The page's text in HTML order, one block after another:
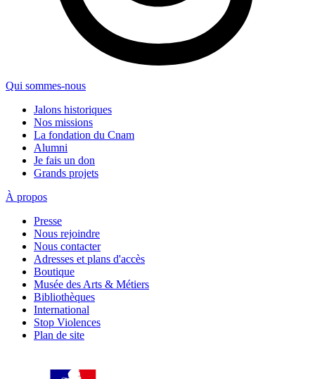
Qui sommes-nous
Jalons historiques
Nos missions
La fondation du Cnam
Alumni
Je fais un don
Grands projets
À propos
Presse
Nous rejoindre
Nous contacter
Adresses et plans d'accès
Boutique
Musée des Arts & Métiers
Bibliothèques
International
Stop Violences
Plan de site